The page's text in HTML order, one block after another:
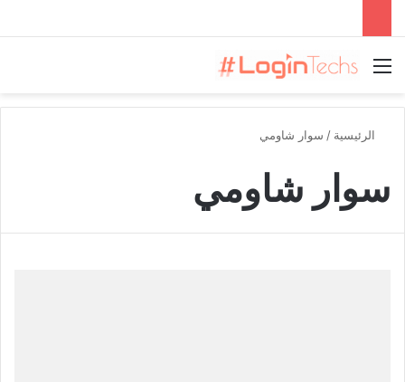
القائمة
الرئيسية / سوار شاومي
سوار شاومي